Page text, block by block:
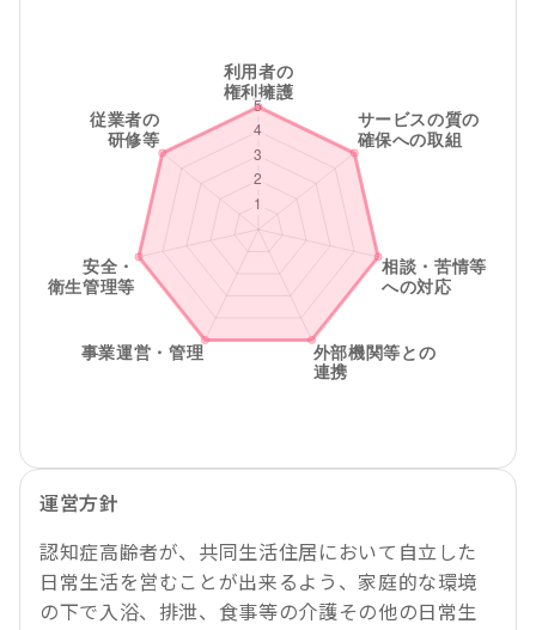
運営方針
認知症高齢者が、共同生活住居において自立した
日常生活を営むことが出来るよう、家庭的な環境
の下で入浴、排泄、食事等の介護その他の日常生